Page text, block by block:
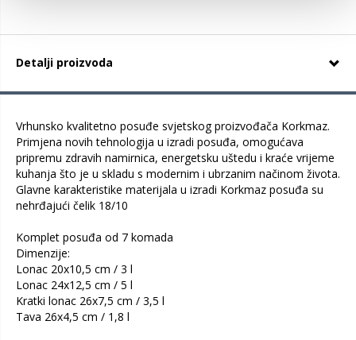
Detalji proizvoda
Vrhunsko kvalitetno posuđe svjetskog proizvođača Korkmaz.
Primjena novih tehnologija u izradi posuđa, omogućava
pripremu zdravih namirnica, energetsku uštedu i kraće vrijeme
kuhanja što je u skladu s modernim i ubrzanim načinom života.
Glavne karakteristike materijala u izradi Korkmaz posuđa su
nehrđajući čelik 18/10
Komplet posuđa od 7 komada
Dimenzije:
Lonac 20x10,5 cm / 3 l
Lonac 24x12,5 cm / 5 l
Kratki lonac 26x7,5 cm / 3,5 l
Tava 26x4,5 cm / 1,8 l